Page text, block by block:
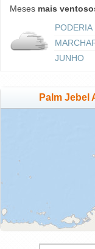
Meses mais
PODERIA
JUNHO
Palm Jebel